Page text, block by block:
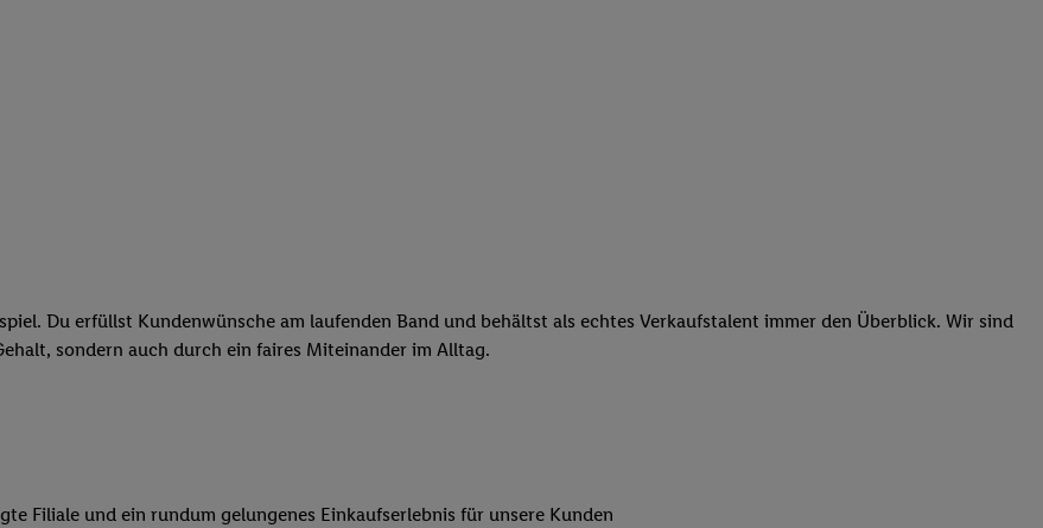
Du erfüllst Kundenwünsche am laufenden Band und behältst als echtes Verkaufstalent immer den Überblick. Wir sind
sondern auch durch ein faires Miteinander im Alltag.
Filiale und ein rundum gelungenes Einkaufserlebnis für unsere Kunden